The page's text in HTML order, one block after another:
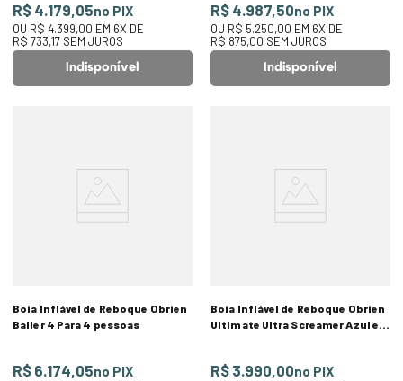
R$ 4.179,05no PIX
OU R$ 4.399,00 EM 6X DE
R$ 733,17 SEM JUROS
Indisponível
R$ 4.987,50no PIX
OU R$ 5.250,00 EM 6X DE
R$ 875,00 SEM JUROS
Indisponível
Boia Inflável de Reboque Obrien
Baller 4 Para 4 pessoas
R$ 6.174,05no PIX
Boia Inflável de Reboque Obrien
Ultimate Ultra Screamer Azul e
R$ 3.990,00no PIX